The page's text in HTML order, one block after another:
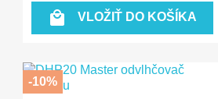
 VLOŽIŤ DO KOŠÍKA
-10%